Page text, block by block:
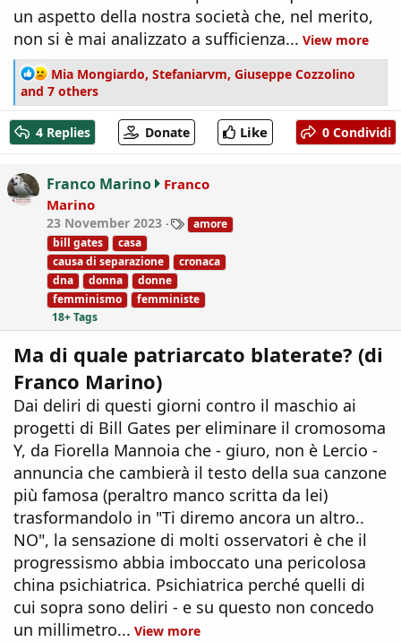
un aspetto della nostra società che, nel merito,
non si è mai analizzato a sufficienza... View more
R
e
a
c
t
i
o
n
s
:
Mia Mongiardo, Stefaniarvm, Giuseppe Cozzolino
and 7 others
4 Replies Donate Like 0 Condividi
Franco Marino
Franco
Marino
23 November 2023
T
a
s
amore
bill gates
casa
causa di separazione
cronaca
dna
donna
donne
femminismo
femministe
18+ Tags
Ma di quale patriarcato blaterate? (di
Franco Marino)
Dai deliri di questi giorni contro il maschio ai
progetti di Bill Gates per eliminare il cromosoma
Y, da Fiorella Mannoia che - giuro, non è Lercio -
annuncia che cambierà il testo della sua canzone
più famosa (peraltro manco scritta da lei)
trasformandolo in "Ti diremo ancora un altro..
NO", la sensazione di molti osservatori è che il
progressismo abbia imboccato una pericolosa
china psichiatrica. Psichiatrica perché quelli di
cui sopra sono deliri - e su questo non concedo
un millimetro... View more